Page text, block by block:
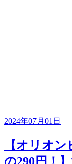
2024年07月01日
【オリオ
の290円！